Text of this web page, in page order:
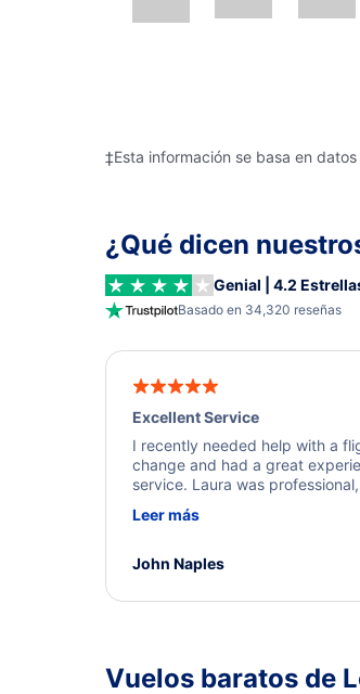
‡Esta información se basa en
¿Qué dicen
Genial | 4.2
Basado en 34,320 reseñas
Excellent Service
I recently needed help with a
change and had a great
service. Laura was
a solution and kept me
Leer más
John Naples
Vuelos baratos de